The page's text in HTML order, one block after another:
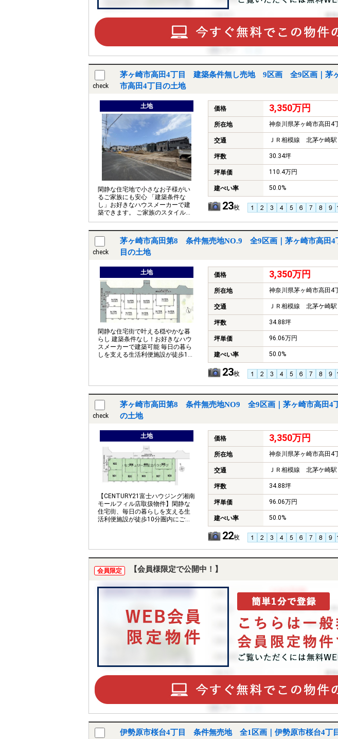
check
茅ヶ崎市高田4丁目 建築条件無し売地 9区画 全9区画｜茅
市高田4丁目の土地
土地
閑静な住宅地で小さなお子様がい
るご家族にも安心 「建築条件な
し」お好きなハウスメーカーで建
築できます。 ご家族のスタイルに
合った住まいをご提案します。
価格 3,350万円
所在地 神奈川県茅ヶ崎市高田4
交通 ＪＲ相模線 北茅ケ崎
坪数 30.34坪
坪単価 110.4万円
建ぺい率 50.0%
23枚
check
茅ヶ崎市高田第8 条件無売地NO.9 全9区画｜茅ヶ崎市高田4
目の土地
土地
閑静な住宅街で叶える穏やかな暮
らし 建築条件なし！お好きなハウ
スメーカーで建築可能 毎日の暮ら
しを支える生活利便施設が徒歩10
価格 3,350万円
所在地 神奈川県茅ヶ崎市高田4
交通 ＪＲ相模線 北茅ケ崎
坪数 34.88坪
坪単価 96.06万円
建ぺい率 50.0%
23枚
check
茅ヶ崎市高田第8 条件無売地NO9 全9区画｜茅ヶ崎市高田4
の土地
土地
【CENTURY21富士ハウジング湘南
モールフィル店取扱物件】閑静な
住宅街、毎日の暮らしを支える生
活利便施設が徒歩10分圏内にござ
価格 3,350万円
所在地 神奈川県茅ヶ崎市高田4
交通 ＪＲ相模線 北茅ケ崎
坪数 34.88坪
坪単価 96.06万円
建ぺい率 50.0%
22枚
会員限定 【会員様限定で公開中！】
伊勢原市桜台4丁目 条件無売地 全1区画｜伊勢原市桜台4丁